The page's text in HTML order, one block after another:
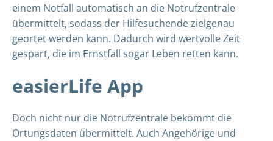
einem Notfall automatisch an die Notrufzentrale
übermittelt, sodass der Hilfesuchende zielgenau
geortet werden kann. Dadurch wird wertvolle Zeit
gespart, die im Ernstfall sogar Leben retten kann.
easierLife App
Doch nicht nur die Notrufzentrale bekommt die
Ortungsdaten übermittelt. Auch Angehörige und